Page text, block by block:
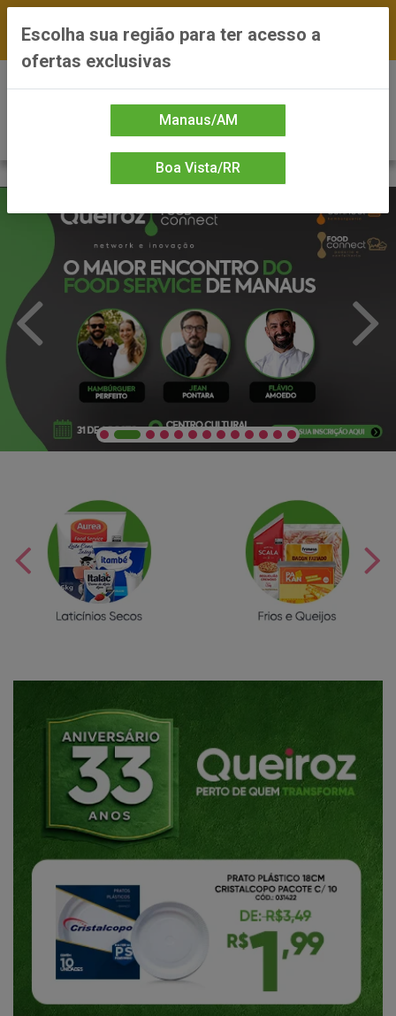
*Preços exclusivos do site — Entrega em até 24h
Escolha sua região para ter acesso a
ofertas exclusivas
Manaus/AM
Boa Vista/RR